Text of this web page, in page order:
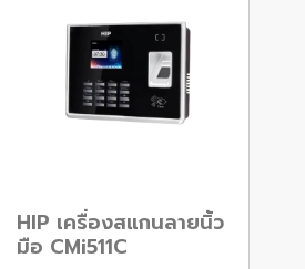
HIP เครื่องสแกนลายนิ้ว
มือ CMi511C